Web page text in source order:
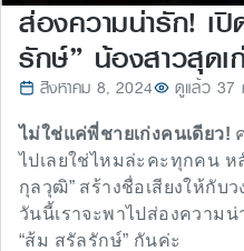
ส่องความน่ารัก! เ
รักษ์” น้องสาวสุด
สิงหาคม 8, 2024 ดูแล้ว 37
ไม่ใช่แค่พี่ชายเก่งคนเดียว!
ไปเลยใช่ไหมล่ะคะทุกคน ห
กุลวุฒิ” สร้างชื่อเสียงให้กับ
วันนี้เราจะพาไปส่องความ
“ส้ม สรัลรักษ์” กันค่ะ